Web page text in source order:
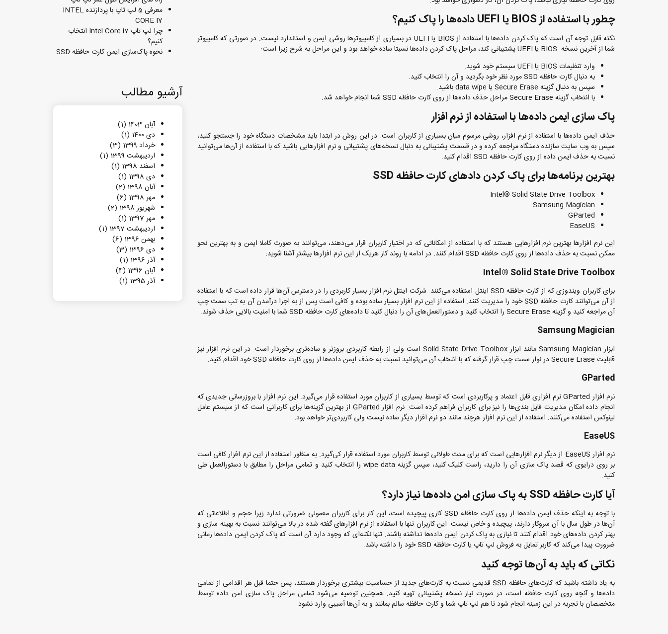
چطور با استفاده از BIOS یا UEFI‌ داده‌ها را پاک کنیم؟
نکته قابل توجه آن است که پاک کردن داده‌ها با استفاده از BIOS یا UEFI‌ در بسیاری از کامپیوترها روشی ایمن و استاندارد نیست. در صورتی که کامپیوتر
شما از آخرین نسخه BIOS یا UEFI‌ پشتیبانی کند، مراحل پاک کردن داده‌ها نسبتا ساده خواهد بود و این مراحل به شرح زیرا است:‌
وارد تنظیمات BIOS یا UEFI‌ سیستم خود شوید.
به دنبالکارت حافظه SSD
مورد نظر خود بگردید و آن را انتخاب کنید.
سپس به دنبال گزینه Secure Erase یا data wipe باشید.
با انتخاب گزینه Secure Erase مراحل حذف داده‌ها از روی کارت حافظه SSD شما انجام خواهد شد.
پاک سازی ایمن داده‌ها با استفاده از نرم افزار
حذف ایمن داده‌ها با استفاده از نرم افزار، روشی مرسوم میان بسیاری از کاربران است. در این روش در ابتدا باید مشخصات دستگاه خود را جستجو کنید،
سپس به وب سایت سازنده دستگاه مراجعه کرده و در قسمت پشتیبانی به دنبال نسخه‌های پشتیبانی و نرم افزارهایی باشید که با استفاده از آن‌ها می‌توانید
نسبت به حذف ایمن داده از روی کارت حافظه SSD اقدام کنید.
بهترین برنامه‌ها برای پاک کردن دادهای کارت حافظه SSD
Intel® Solid State Drive Toolbox
Samsung Magician
GParted
EaseUS
این نرم افزارها بهترین نرم افزارهایی هستند که با استفاده از امکاناتی که در اختیار کاربران قرار می‌دهند، می‌توانند به صورت کاملا ایمن و به بهترین نحو
ممکن نسبت به حذف داده‌ها از روی کارت حافظه SSD‌ اقدام کنند. در ادامه با روند کار هریک از این نرم افزارها بیشتر آشنا شوید:
Intel® Solid State Drive Toolbox
برای کاربران ویندوزی که از کارت حافظه SSD اینتل استفاده می‌کنند. شرکت اینتل نرم افزار بسیار کاربردی را در دسترس آن‌ها قرار داده است که با استفاده
از آن می‌توانند کارت حافظه SSD خود را مدیریت کنند. استفاده از این نرم افزار بسیار ساده بوده و کافی است پس از به اجرا درآمدن آن به تب سمت چپ
آن مراجعه کنید و گزینه Secure Erase را انتخاب کنید و دستورالعمل‌های آن را دنبال کنید تا داده‌های کارت حافظه SSD شما با امنیت بالایی حذف شوند.
Samsung Magician
ابزار Samsung Magician مانند ابزار Solid State Drive Toolbox است ولی از رابطه کاربردی بروزتر و ساده‌تری برخوردار است. در این نرم افزار نیز
قابلیت Secure Erase در نوار سمت چپ قرار گرفته که با انتخاب آن می‌توانید نسبت به حذف ایمن داده‌ها از روی کارت حافظه SSD خود اقدام کنید.
GParted
نرم افزار GParted نرم افزاری قابل اعتماد و پرکاربردی است که توسط بسیاری از کاربران مورد استفاده قرار می‌گیرد. این نرم افزار با بروزرسانی جدیدی که
انجام داده امکان مدیریت فایل بندی‌ها را نیز برای کاربران فراهم کرده است. نرم افزار GParted از بهترین گزینه‌ها برای کاربرانی است که از سیستم عامل
لینوکس استفاده می‌کنند. استفاده از این نرم افزار هرچند مانند دو نرم افزار دیگر ساده نیست ولی کاربردی‌تر خواهد بود.
EaseUS
نرم افزار EaseUS از دیگر نرم افزارهایی است که برای مدت طولانی توسط کاربران مورد استفاده قرار کی‌گیرد. به منظور استفاده از این نرم افزار کافی است
بر روی درایوی که قصد پاک سازی آن را دارید، راست کلیک کنید، سپس گزینه wipe data را انتخاب کنید و تمامی مراحل را مطابق با دستورالعمل طی
کنید.
آیا کارت حافظه SSD به پاک سازی امن داده‌ها نیاز دارد؟
با توجه به اینکه حذف ایمن داده‌ها از روی کارت حافظه SSD کاری پیچیده است، این کار برای کاربران معمولی ضرورتی ندارد زیرا حجم و اطلاعاتی که
آن‌ها در طول سال با آن سروکار دارند، پیچیده و خاص نیست. این کاربران تنها با استفاده از نرم افزارهای گفته شده در بالا می‌توانند نسبت به بهینه سازی و
بهتر کردن داده‌های خود اقدام کنند تا نیازی به پاک کردن ایمن داده‌ها نداشته باشند. تنها نکته‌ای که وجود دارد آن است که پاک کردن ایمن داده‌ها زمانی
ضرورت پیدا می‌کند که کاربر تمایل به فروش لپ تاپ یا کارت حافظه SSD خود را داشته باشد.
نکاتی که باید به آن‌ها توجه کنید
به یاد داشته باشید که کارت‌های حافظه SSD قدیمی نسبت به کارت‌های جدید از حساسیت بیشتری برخوردار هستند، پس حتما قبل هر اقدامی از تمامی
داده‌ها و آنچه روی کارت حافظه است،‌ در صورت نیاز نسخه پشتیبانی تهیه کنید. همچنین توصیه می‌شود تمامی مراحل پاک سازی امن داده توسط
متخصصان با تجربه در این زمینه انجام شود تا هم لپ تاپ شما و کارت حافظه سالم بمانند و به آن‌ها آسیبی وارد نشود.
معرفی 5 لپ تاپ با پردازنده INTEL
CORE I7
چرا لپ تاپ Intel Core i7 انتخاب
کنیم؟
نحوه پاک‌سازی ایمن کارت حافظه SSD
آرشیو مطالب
آبان 1403 (1)
دی 1400 (1)
خرداد 1399 (3)
اردیبهشت 1399 (1)
اسفند 1398 (1)
دی 1398 (1)
آبان 1398 (2)
مهر 1398 (6)
شهریور 1398 (2)
مهر 1397 (1)
اردیبهشت 1397 (1)
بهمن 1396 (6)
دی 1396 (3)
آذر 1396 (1)
آبان 1396 (4)
آذر 1395 (1)